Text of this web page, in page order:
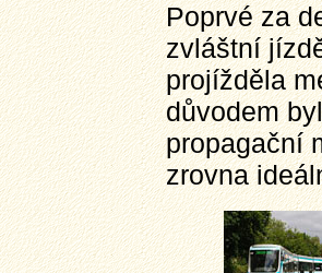
Poprvé za
zvláštní
projížděla
důvodem
propagační
zrovna